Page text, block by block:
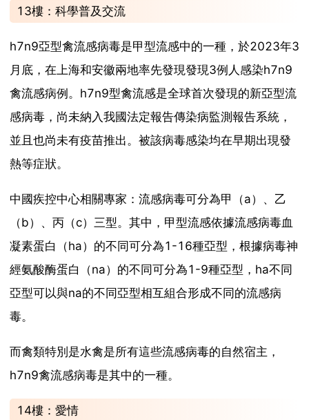
13樓：科學普及交流
h7n9亞型禽流感病毒是甲型流感中的一種，於2023年3
月底，在上海和安徽兩地率先發現發現3例人感染h7n9
禽流感病例。h7n9型禽流感是全球首次發現的新亞型流
感病毒，尚未納入我國法定報告傳染病監測報告系統，
並且也尚未有疫苗推出。被該病毒感染均在早期出現發
熱等症狀。
中國疾控中心相關專家：流感病毒可分為甲（a）、乙
（b）、丙（c）三型。其中，甲型流感依據流感病毒血
凝素蛋白（ha）的不同可分為1-16種亞型，根據病毒神
經氨酸酶蛋白（na）的不同可分為1-9種亞型，ha不同
亞型可以與na的不同亞型相互組合形成不同的流感病
毒。
而禽類特別是水禽是所有這些流感病毒的自然宿主，
h7n9禽流感病毒是其中的一種。
14樓：愛情